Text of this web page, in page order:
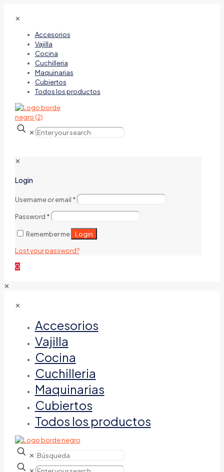
✕
Accesorios
Vajilla
Cocina
Cuchilleria
Maquinarias
Cubiertos
Todos los productos
✕
✕
Login
Username or email *
Password *
Remember me Login
Lost your password?
0
✕
✕
Accesorios
Vajilla
Cocina
Cuchilleria
Maquinarias
Cubiertos
Todos los productos
✕